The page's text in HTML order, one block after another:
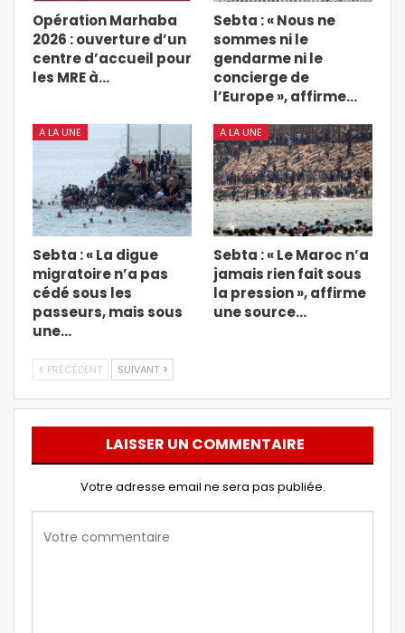
Opération Marhaba
2026 : ouverture d’un
centre d’accueil pour
les MRE à…
Sebta : « Nous ne
sommes ni le
gendarme ni le
concierge de
l’Europe », affirme…
A LA UNE
Sebta : « La digue
migratoire n’a pas
cédé sous les
passeurs, mais sous
une…
A LA UNE
Sebta : « Le Maroc n’a
jamais rien fait sous
la pression », affirme
une source…
PRÉCÉDENT SUIVANT
LAISSER UN COMMENTAIRE
Votre adresse email ne sera pas publiée.